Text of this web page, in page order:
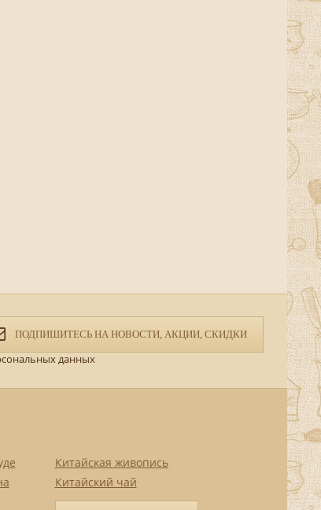
ПОДПИШИТЕСЬ НА НОВОСТИ, АКЦИИ, СКИДКИ
данных
Китайская живопись
Китайский чай